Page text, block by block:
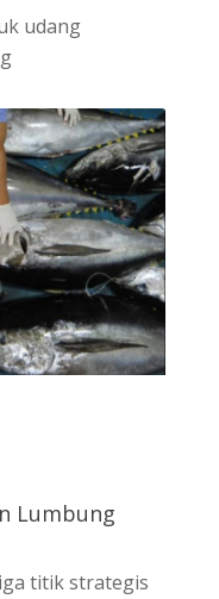
udang
Lumbung
titik strategis